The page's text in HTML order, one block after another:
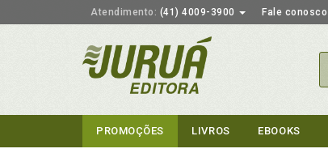
Atendimento: (41) 4009-3900 Fale conosco
PROMOÇÕES LIVROS EBOOKS